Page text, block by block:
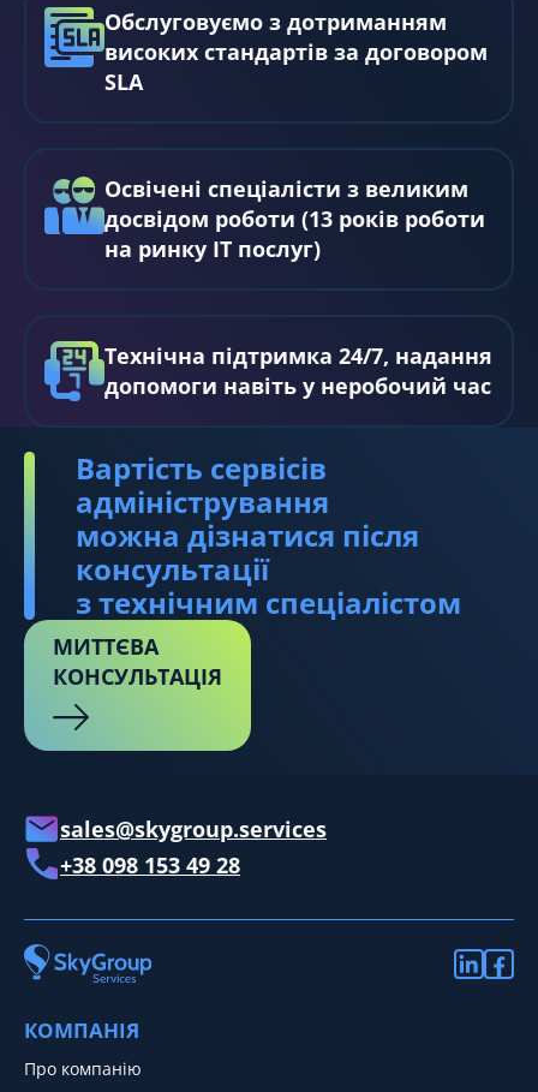
Обслуговуємо з дотриманням
високих стандартів за договором
SLA
Освічені спеціалісти з великим
досвідом роботи (13 років роботи
на ринку IT послуг)
Технічна підтримка 24/7, надання
допомоги навіть у неробочий час
Вартість сервісів
адміністрування
можна дізнатися після
консультації
з технічним спеціалістом
МИТТЄВА
КОНСУЛЬТАЦІЯ
sales@skygroup.services
+38 098 153 49 28
КОМПАНІЯ
Про компанію